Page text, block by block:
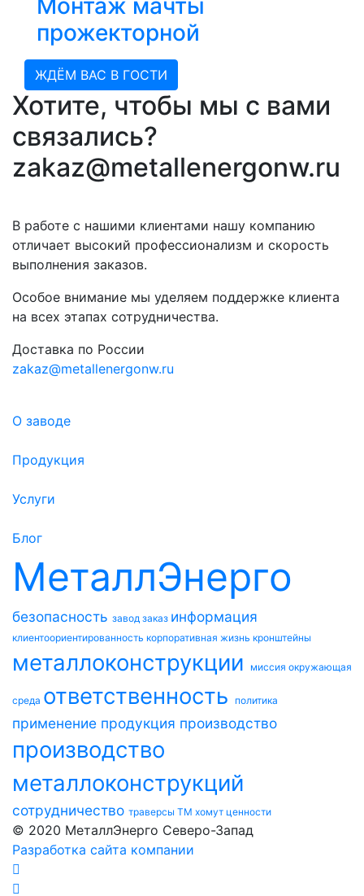
Монтаж мачты
прожекторной
ЖДЁМ ВАС В ГОСТИ
Хотите, чтобы мы с вами
связались?
zakaz@metallenergonw.ru
В работе с нашими клиентами нашу компанию
отличает высокий профессионализм и скорость
выполнения заказов.
Особое внимание мы уделяем поддержке клиента
на всех этапах сотрудничества.
Доставка по России
zakaz@metallenergonw.ru
О заводе
Продукция
Услуги
Блог
МеталлЭнерго
безопасность завод заказ информация
клиентоориентированность корпоративная жизнь кронштейны
металлоконструкции миссия окружающая
среда ответственность политика
применение продукция производство
производство
металлоконструкций
сотрудничество траверсы ТМ хомут ценности
© 2020 МеталлЭнерго Северо-Запад
Разработка сайта компании